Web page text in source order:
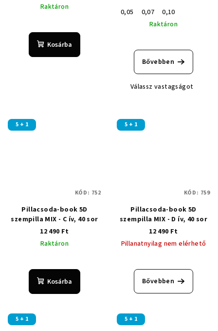
Raktáron
termék
átlagos
értékelése
Kosárba
0,05
0,07
0,10
Raktáron
termék
átlagos
értékelése
ből
Bővebben
Válassz vastagságot
5 + 1
Pillacsoda-book 5D
szempilla MIX - C ív, 40 sor
12 490 Ft
Raktáron
Kosárba
KÓD: 752
5 + 1
Pillacsoda-book 5D
szempilla MIX - D ív, 40 sor
12 490 Ft
Pillanatnyilag nem elérhető
Bővebben
KÓD: 759
5 + 1 5 + 1